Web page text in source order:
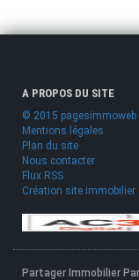
A PROPOS DU SITE
© 2015 pagesimmoweb
Mentions légales
Plan du site
Nous contacter
Flux RSS
Création site immobilier
Partager Immobilier